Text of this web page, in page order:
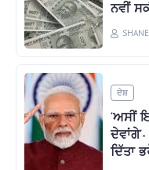
ਨਵੀਂ
ਦੇਸ਼
‘ਅਸੀਂ
ਦਿੱਤਾ